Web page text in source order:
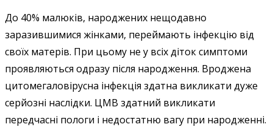
До 40% малюків, народжених нещодавно
заразившимися жінками, переймають інфекцію від
своїх матерів. При цьому не у всіх діток симптоми
проявляються одразу після народження. Вроджена
цитомегаловірусна інфекція здатна викликати дуже
серйозні наслідки. ЦМВ здатний викликати
передчасні пологи і недостатню вагу при народженні.